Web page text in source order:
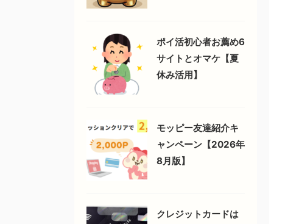
ポイ活初心者お薦め6
サイトとオマケ【夏
休み活用】
モッピー友達紹介キ
ャンペーン【2026年
8月版】
クレジットカードは